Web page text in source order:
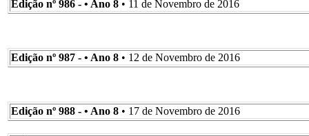
Edição nº 986 - • Ano 8 • 11 de Novembro de 2016
Edição nº 987 - • Ano 8 • 12 de Novembro de 2016
Edição nº 988 - • Ano 8 • 17 de Novembro de 2016